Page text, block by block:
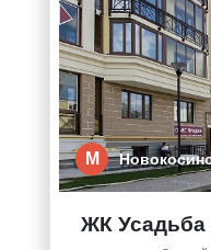
М
ЖК Усадьба